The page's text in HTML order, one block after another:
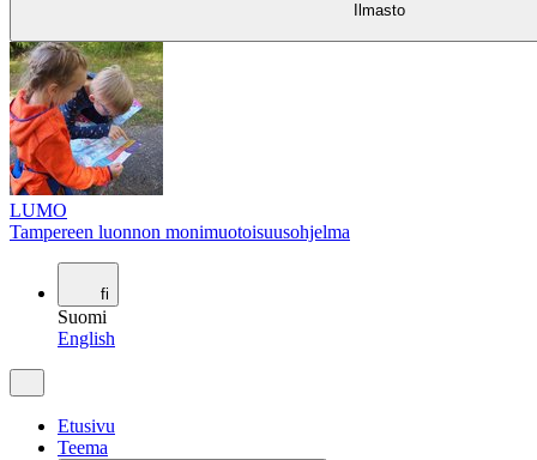
Ilmasto
LUMO
Tampereen luonnon monimuotoisuusohjelma
fi
Suomi
English
Etusivu
Teema